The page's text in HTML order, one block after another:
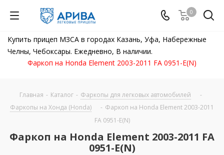
0
Купить прицеп МЗСА в городах Казань, Уфа, Набережные
Челны, Чебоксары. Ежедневно, В наличии.
Фаркоп на Honda Element 2003-2011 FA 0951-E(N)
Главная - Каталог - Фаркопы для легковых автомобилей
-
Фаркопы на Хонда (Honda)
- Фаркоп на Honda Element 2003-2011
FA 0951-E(N)
Фаркоп на Honda Element 2003-2011 FA
0951-E(N)